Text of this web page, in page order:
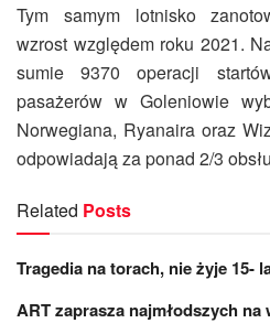
Tym samym lotnisko
wzrost względem roku 2021.
sumie 9370 operacji
pasażerów w Goleniowie
Norwegiana, Ryanaira oraz
odpowiadają za ponad 2/3
Related Posts
Tragedia na torach, nie żyje 15-
ART zaprasza najmłodszych na